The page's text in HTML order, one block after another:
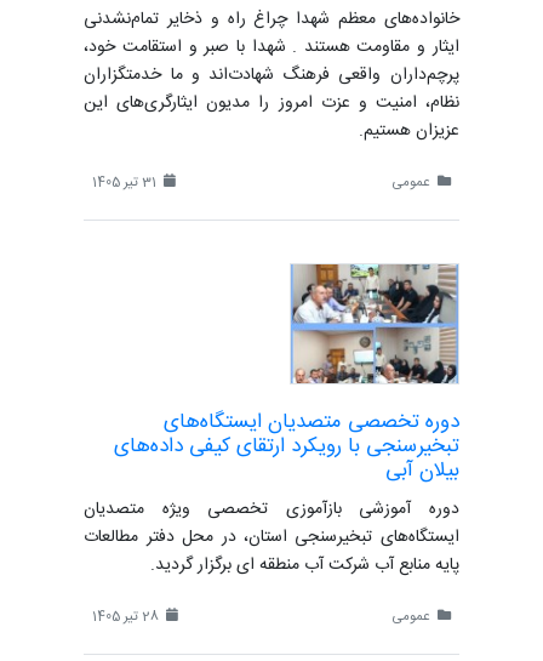
خانواده‌های معظم شهدا چراغ راه و ذخایر تمام‌نشدنی
ایثار و مقاومت هستند . شهدا با صبر و استقامت خود،
پرچم‌داران واقعی فرهنگ شهادت‌اند و ما خدمتگزاران
نظام، امنیت و عزت امروز را مدیون ایثارگری‌های این
عزیزان هستیم.
عمومی
دوره تخصصی متصدیان ایستگاه‌های
تبخیرسنجی با رویکرد ارتقای کیفی داده‌های
بیلان آبی
دوره آموزشی بازآموزی تخصصی ویژه متصدیان
ایستگاه‌های تبخیرسنجی استان، در محل دفتر مطالعات
پایه منابع آب شرکت آب منطقه ای برگزار گردید.
عمومی